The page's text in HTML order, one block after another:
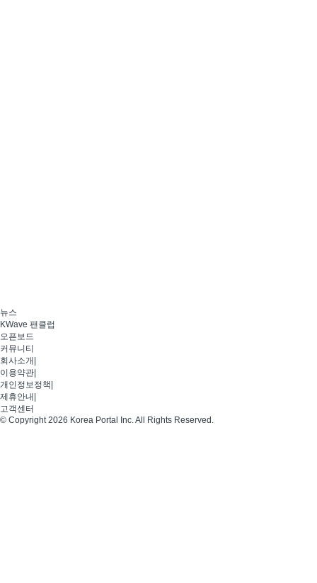
뉴스
KWave 팬클럽
오픈보드
커뮤니티
회사소개
이용약관
개인정보정책
제휴안내
고객센터
© Copyright 2026 Korea Portal Inc. All Rights Reserved.